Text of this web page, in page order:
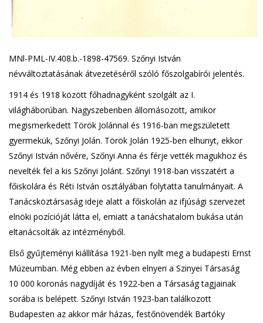
MNl-PML-IV.408.b.-1898-47569. Szőnyi István
névváltoztatásának átvezetéséről szóló főszolgabírói jelentés.
1914 és 1918 között főhadnagyként szolgált az I.
világháborúban. Nagyszebenben állomásozott, amikor
megismerkedett Török Jolánnal és 1916-ban megszületett
gyermekük, Szőnyi Jolán. Török Jolán 1925-ben elhunyt, ekkor
Szőnyi István nővére, Szőnyi Anna és férje vették magukhoz és
nevelték fel a kis Szőnyi Jolánt. Szőnyi 1918-ban visszatért a
főiskolára és Réti István osztályában folytatta tanulmányait. A
Tanácsköztársaság ideje alatt a főiskolán az ifjúsági szervezet
elnöki pozícióját látta el, emiatt a tanácshatalom bukása után
eltanácsolták az intézményből.
Első gyűjteményi kiállítása 1921-ben nyílt meg a budapesti Ernst
Múzeumban. Még ebben az évben elnyeri a Szinyei Társaság
10 000 koronás nagydíját és 1922-ben a Társaság tagjainak
sorába is belépett. Szőnyi István 1923-ban találkozott
Budapesten az akkor már házas, festőnövendék Bartóky